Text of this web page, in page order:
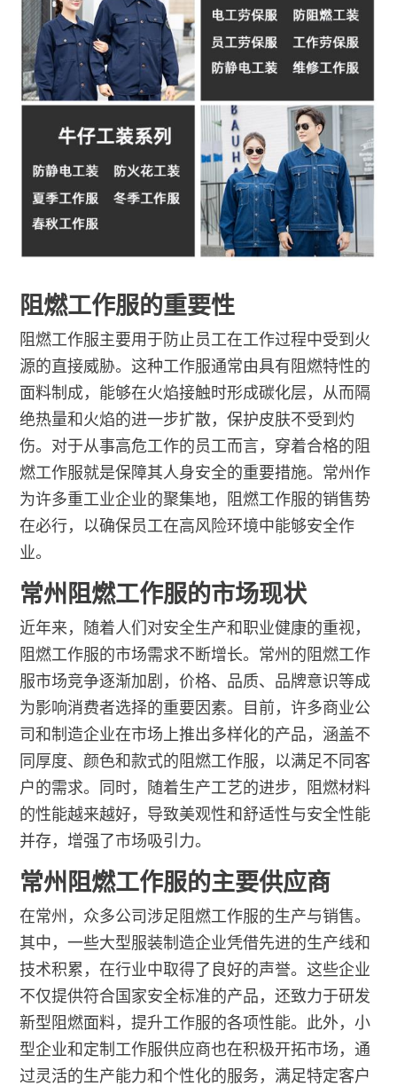
阻燃工作服的重要性
阻燃工作服主要用于防止员工在工作过程中受到火
源的直接威胁。这种工作服通常由具有阻燃特性的
面料制成，能够在火焰接触时形成碳化层，从而隔
绝热量和火焰的进一步扩散，保护皮肤不受到灼
伤。对于从事高危工作的员工而言，穿着合格的阻
燃工作服就是保障其人身安全的重要措施。常州作
为许多重工业企业的聚集地，阻燃工作服的销售势
在必行，以确保员工在高风险环境中能够安全作
业。
常州阻燃工作服的市场现状
近年来，随着人们对安全生产和职业健康的重视，
阻燃工作服的市场需求不断增长。常州的阻燃工作
服市场竞争逐渐加剧，价格、品质、品牌意识等成
为影响消费者选择的重要因素。目前，许多商业公
司和制造企业在市场上推出多样化的产品，涵盖不
同厚度、颜色和款式的阻燃工作服，以满足不同客
户的需求。同时，随着生产工艺的进步，阻燃材料
的性能越来越好，导致美观性和舒适性与安全性能
并存，增强了市场吸引力。
常州阻燃工作服的主要供应商
在常州，众多公司涉足阻燃工作服的生产与销售。
其中，一些大型服装制造企业凭借先进的生产线和
技术积累，在行业中取得了良好的声誉。这些企业
不仅提供符合国家安全标准的产品，还致力于研发
新型阻燃面料，提升工作服的各项性能。此外，小
型企业和定制工作服供应商也在积极开拓市场，通
过灵活的生产能力和个性化的服务，满足特定客户